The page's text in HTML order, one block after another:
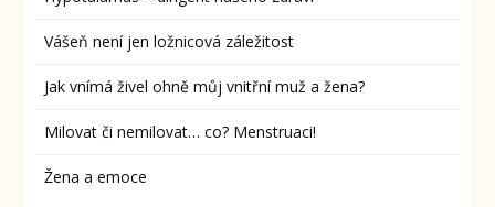
Vášeň není jen ložnicová záležitost
Jak vnímá živel ohně můj vnitřní muž a žena?
Milovat či nemilovat… co? Menstruaci!
Žena a emoce